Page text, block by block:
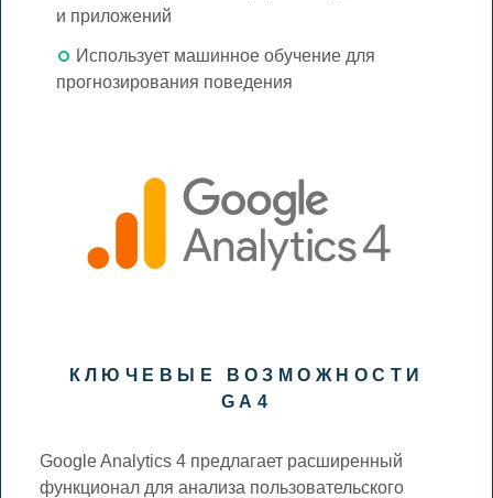
и приложений
Использует машинное обучение для
прогнозирования поведения
КЛЮЧЕВЫЕ ВОЗМОЖНОСТИ
GA4
Google Analytics 4 предлагает расширенный
функционал для анализа пользовательского